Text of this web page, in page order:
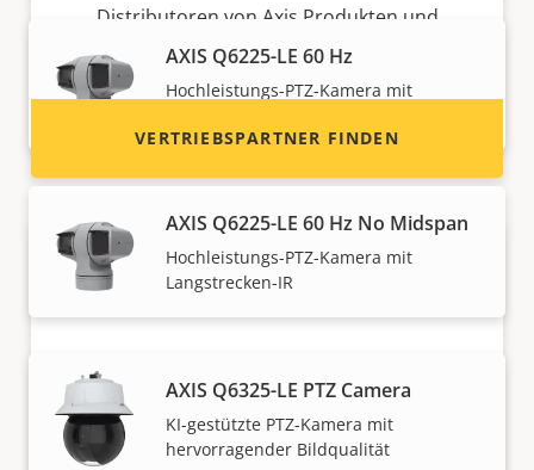
AXIS Q6225-LE 60 Hz
Hochleistungs-PTZ-Kamera mit
AXIS Q6225-LE 60 Hz No Midspan
Hochleistungs-PTZ-Kamera mit
Langstrecken-IR
AXIS Q6325-LE PTZ Camera
KI-gestützte PTZ-Kamera mit
hervorragender Bildqualität
Distributoren von Axis Produkten und
Systemen.
VERTRIEBSPARTNER FINDEN
Partner werden